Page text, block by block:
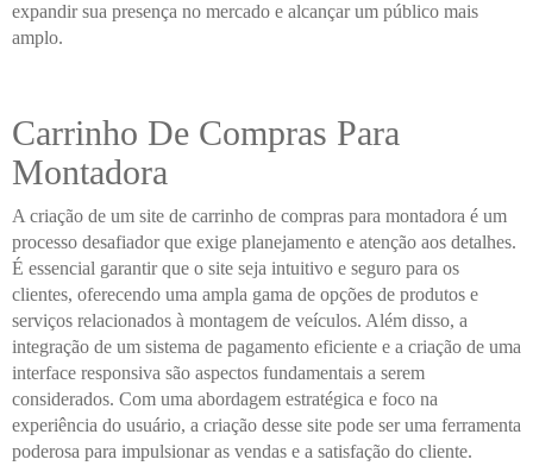
expandir sua presença no mercado e alcançar um público mais
amplo.
Carrinho De Compras Para
Montadora
A criação de um site de carrinho de compras para montadora é um
processo desafiador que exige planejamento e atenção aos detalhes.
É essencial garantir que o site seja intuitivo e seguro para os
clientes, oferecendo uma ampla gama de opções de produtos e
serviços relacionados à montagem de veículos. Além disso, a
integração de um sistema de pagamento eficiente e a criação de uma
interface responsiva são aspectos fundamentais a serem
considerados. Com uma abordagem estratégica e foco na
experiência do usuário, a criação desse site pode ser uma ferramenta
poderosa para impulsionar as vendas e a satisfação do cliente.